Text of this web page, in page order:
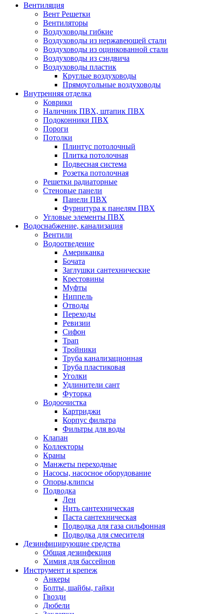
Вентиляция
Вент Решетки
Вентиляторы
Воздуховоды гибкие
Воздуховоды из нержавеющей стали
Воздуховоды из оцинкованной стали
Воздуховоды из сэндвича
Воздуховоды пластик
Круглые воздуховоды
Прямоугольные воздуховоды
Внутренняя отделка
Коврики
Наличник ПВХ, штапик ПВХ
Подоконники ПВХ
Пороги
Потолки
Плинтус потолочный
Плитка потолочная
Подвесная система
Розетка потолочная
Решетки радиаторные
Стеновые панели
Панели ПВХ
Фурнитура к панелям ПВХ
Угловые элементы ПВХ
Водоснабжение, канализация
Вентили
Водоотведение
Американка
Бочата
Заглушки сантехнические
Крестовины
Муфты
Ниппель
Отводы
Переходы
Ревизии
Сифон
Трап
Тройники
Труба канализационная
Труба пластиковая
Уголки
Удлинители сант
Футорка
Водоочистка
Картриджи
Корпус фильтра
Фильтры для воды
Клапан
Коллекторы
Краны
Манжеты переходные
Насосы, насосное оборудование
Опоры,клипсы
Подводка
Лен
Нить сантехническая
Паста сантехническая
Подводка для газа сильфонная
Подводка для смесителя
Дезинфицирующие средства
Общая дезинфекция
Химия для бассейнов
Инструмент и крепеж
Анкеры
Болты, шайбы, гайки
Гвозди
Дюбели